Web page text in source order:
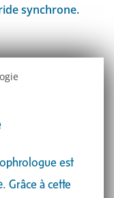
synchrone.
est
. Grâce à cette